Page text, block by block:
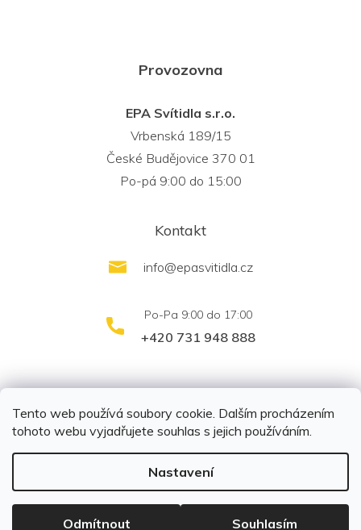
Tento web používá soubory cookie. Dalším procházením
tohoto webu vyjadřujete souhlas s jejich používáním.
Nastavení
Odmítnout Souhlasím
Provozovna
EPA Svítidla s.r.o.
Vrbenská 189/15
České Budějovice 370 01
Po-pá 9:00 do 15:00
Kontakt
info@epasvitidla.cz
+420 731 948 888
Copyright 2026EPA svítidla s.r.o.. Všechna práva
vyhrazena.Upravit nastavení cookies